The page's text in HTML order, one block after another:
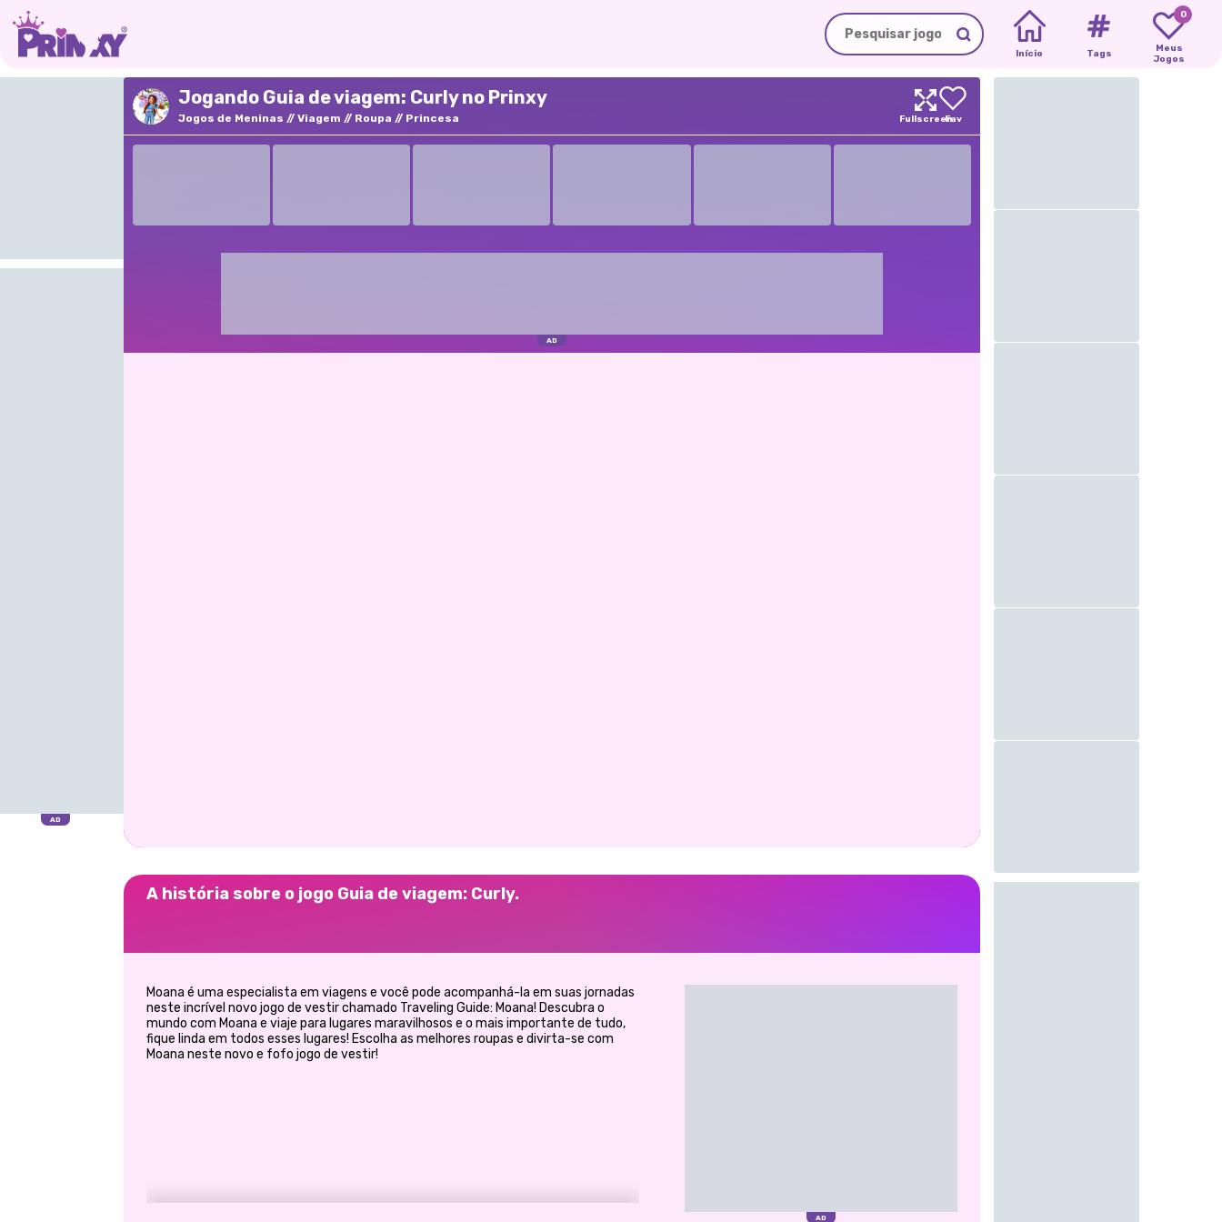
Início Tags
0
Meus
Jogos
Jogando Guia de viagem: Curly no Prinxy
Jogos de Meninas Viagem Roupa Princesa
A história sobre o jogo Guia de viagem: Curly.
Moana é uma especialista em viagens e você pode acompanhá-la em suas jornadas
neste incrível novo jogo de vestir chamado Traveling Guide: Moana! Descubra o
mundo com Moana e viaje para lugares maravilhosos e o mais importante de tudo,
fique linda em todos esses lugares! Escolha as melhores roupas e divirta-se com
Moana neste novo e fofo jogo de vestir!